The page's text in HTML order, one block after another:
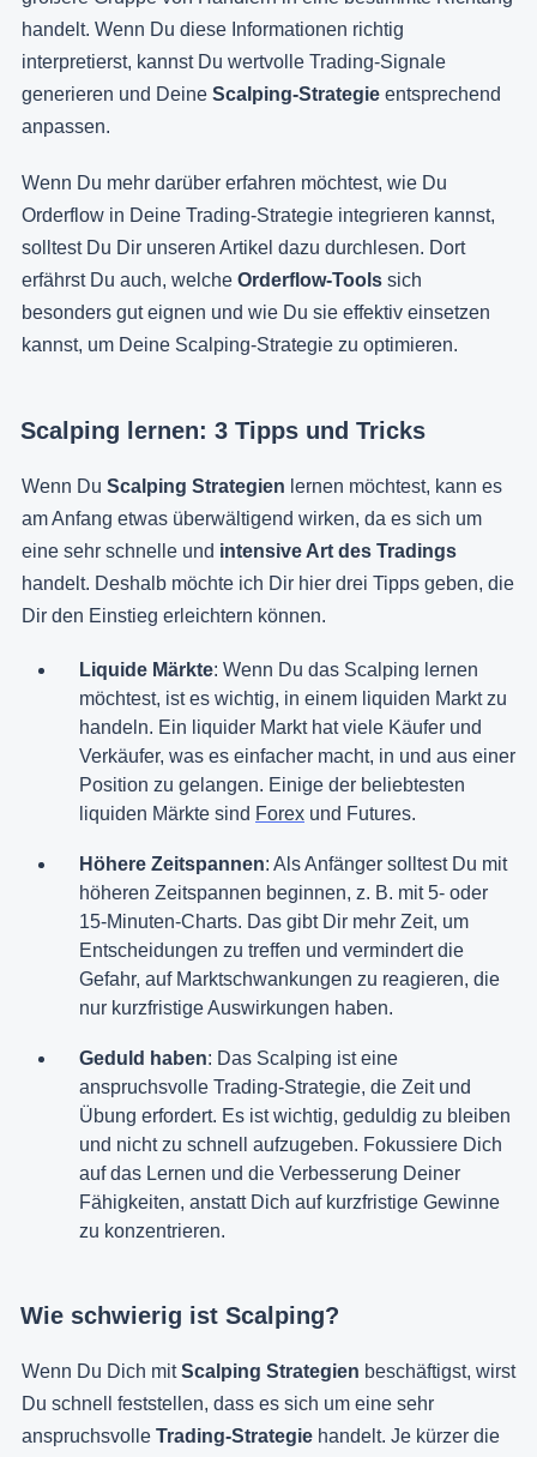
handelt. Wenn Du diese Informationen richtig
interpretierst, kannst Du wertvolle Trading-Signale
generieren und Deine Scalping-Strategie entsprechend
anpassen.
Wenn Du mehr darüber erfahren möchtest, wie Du
Orderflow in Deine Trading-Strategie integrieren kannst,
solltest Du Dir unseren Artikel dazu durchlesen. Dort
erfährst Du auch, welche Orderflow-Tools sich
besonders gut eignen und wie Du sie effektiv einsetzen
kannst, um Deine Scalping-Strategie zu optimieren.
Scalping lernen: 3 Tipps und Tricks
Wenn Du Scalping Strategien lernen möchtest, kann es
am Anfang etwas überwältigend wirken, da es sich um
eine sehr schnelle und intensive Art des Tradings
handelt. Deshalb möchte ich Dir hier drei Tipps geben, die
Dir den Einstieg erleichtern können.
Liquide Märkte: Wenn Du das Scalping lernen
möchtest, ist es wichtig, in einem liquiden Markt zu
handeln. Ein liquider Markt hat viele Käufer und
Verkäufer, was es einfacher macht, in und aus einer
Position zu gelangen. Einige der beliebtesten
liquiden Märkte sind Forex und Futures.
Höhere Zeitspannen: Als Anfänger solltest Du mit
höheren Zeitspannen beginnen, z. B. mit 5- oder
15-Minuten-Charts. Das gibt Dir mehr Zeit, um
Entscheidungen zu treffen und vermindert die
Gefahr, auf Marktschwankungen zu reagieren, die
nur kurzfristige Auswirkungen haben.
Geduld haben: Das Scalping ist eine
anspruchsvolle Trading-Strategie, die Zeit und
Übung erfordert. Es ist wichtig, geduldig zu bleiben
und nicht zu schnell aufzugeben. Fokussiere Dich
auf das Lernen und die Verbesserung Deiner
Fähigkeiten, anstatt Dich auf kurzfristige Gewinne
zu konzentrieren.
Wie schwierig ist Scalping?
Wenn Du Dich mitScalping Strategien beschäftigst, wirst
Du schnell feststellen, dass es sich um eine sehr
anspruchsvolle Trading-Strategie handelt. Je kürzer die